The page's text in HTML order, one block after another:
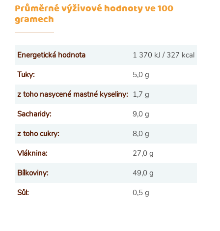
Průměrné výživové hodnoty ve 100
gramech
Energetická hodnota
1 370 kJ / 327 kcal
Tuky:
5,0 g
z toho nasycené mastné kyseliny: 1,7 g
Sacharidy:
9,0 g
z toho cukry:
8,0 g
Vláknina:
27,0 g
Bílkoviny:
49,0 g
Sůl:
0,5 g